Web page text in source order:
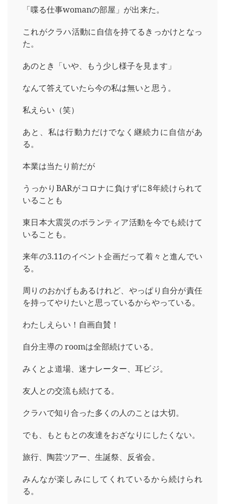
「喋る仕事womanの部屋」が出来た。
これがクラハ活動に自信を持てるきっかけとなっ
た。
あのとき「いや、もう少し様子を見ます」
なんて答えていたら今の私は無いと思う。
私えらい（笑）
あと、私は行動力だけでなく継続力に自信があ
る。
本業は当たり前だが
うっかりBARがコロナに負けずに8年続けられて
いることも
東日本大震災のボランティア活動を今でも続けて
いることも。
来年の3.11のイベント企画だって着々と進んでい
る。
周りのおかげもあるけれど、やっぱり自分が責任
を持ってやりたいと思っているからやっている。
わたしえらい！自画自賛！
自分主導の roomは全部続けている。
みくとよ道場、迷ナレーター、耳ビジ。
友人との交流も続けてる。
クラハで知り合った多くの人のことは大切。
でも、もともとの友達をおざなりにしたくない。
旅行、陶芸ツアー、生誕祭、反省会。
みんなが楽しみにしてくれているから続けられ
る。